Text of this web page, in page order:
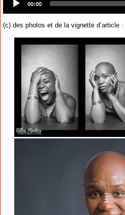
00:00
(c) des photos et de la vignette d’article :